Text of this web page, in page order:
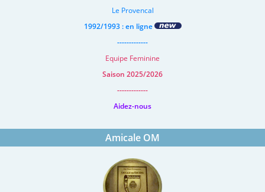
Le Provencal
1992/1993 : en ligne
-------------
Equipe Feminine
Saison 2025/2026
-------------
Aidez-nous
Amicale OM